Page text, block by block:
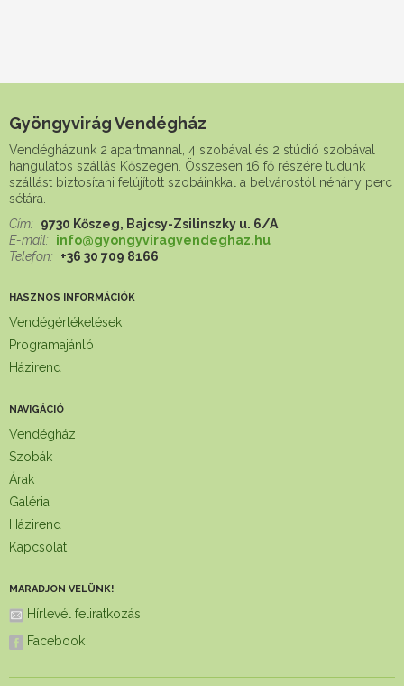
Gyöngyvirág Vendégház
Vendégházunk 2 apartmannal, 4 szobával és 2 stúdió szobával
hangulatos szállás Kőszegen. Összesen 16 fő részére tudunk
szállást biztosítani felújított szobáinkkal a belvárostól néhány perc
sétára.
Cím:
9730 Kőszeg, Bajcsy-Zsilinszky u. 6/A
E-mail:
info@gyongyviragvendeghaz.hu
Telefon:
+36 30 709 8166
HASZNOS INFORMÁCIÓK
Vendégértékelések
Programajánló
Házirend
NAVIGÁCIÓ
Vendégház
Szobák
Árak
Galéria
Házirend
Kapcsolat
MARADJON VELÜNK!
Hírlevél feliratkozás
Facebook